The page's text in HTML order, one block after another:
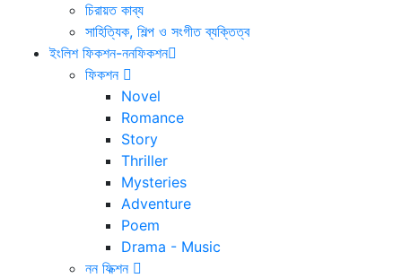
চিরায়ত কাব্য
সাহিত্যিক, শিল্প ও সংগীত ব্যক্তিত্ব
ইংলিশ ফিকশন-ননফিকশন
ফিকশন
Novel
Romance
Story
Thriller
Mysteries
Adventure
Poem
Drama - Music
নন ফিক্শন